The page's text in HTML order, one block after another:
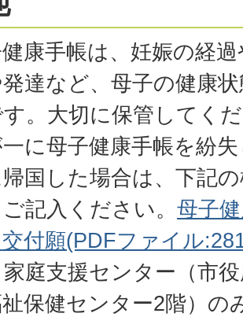
康手帳は、妊娠の経
達など、母子の健康
。大切に保管してく
に母子健康手帳を紛
国した場合は、下記
ご記入ください。母子
付願(PDFファイル
家庭支援センター（市
保健センター2階）の